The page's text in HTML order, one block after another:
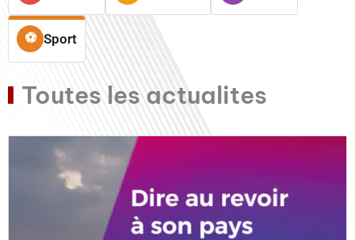
Sport
Toutes les actualites